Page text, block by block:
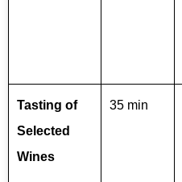
Tasting of
Selected
Wines
35 min